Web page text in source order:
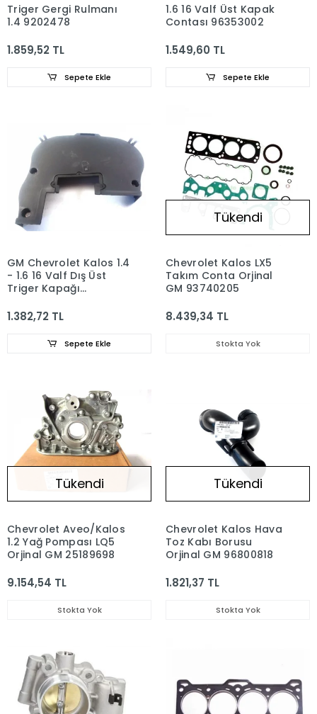
Triger Gergi Rulmanı
1.4 9202478
1.859,52 TL
Sepete Ekle
1.6 16 Valf Üst Kapak
Contası 96353002
1.549,60 TL
Sepete Ekle
GM Chevrolet Kalos 1.4
- 1.6 16 Valf Dış Üst
Triger Kapağı
1.382,72 TL
Sepete Ekle
Tükendi
Chevrolet Kalos LX5
Takım Conta Orjinal
GM 93740205
8.439,34 TL
Stokta Yok
Tükendi
Chevrolet Aveo/Kalos
1.2 Yağ Pompası LQ5
Orjinal GM 25189698
9.154,54 TL
Stokta Yok
Tükendi
Chevrolet Kalos Hava
Toz Kabı Borusu
Orjinal GM 96800818
1.821,37 TL
Stokta Yok